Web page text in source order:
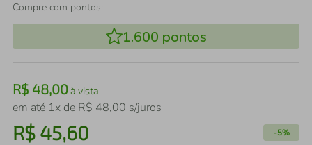
Compre com pontos:
1.600 pontos
R$ 48,00à vista
em até 1x de R$ 48,00 s/juros
R$ 45,60 -5%